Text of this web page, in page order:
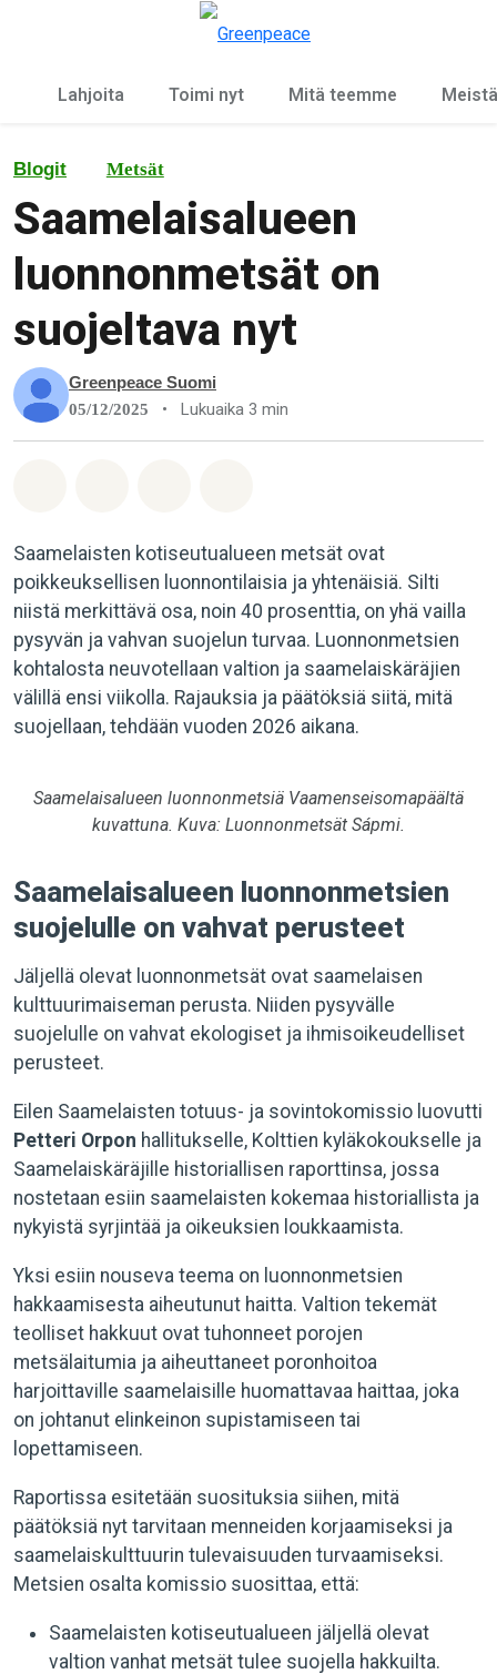
Lahjoita Toimi nyt Mitä teemme Meistä
Blogit Metsät
Saamelaisalueen
luonnonmetsät on
suojeltava nyt
Greenpeace Suomi
05/12/2025 • Lukuaika 3 min
Saamelaisten kotiseutualueen metsät ovat
poikkeuksellisen luonnontilaisia ja yhtenäisiä. Silti
niistä merkittävä osa, noin 40 prosenttia, on yhä vailla
pysyvän ja vahvan suojelun turvaa. Luonnonmetsien
kohtalosta neuvotellaan valtion ja saamelaiskäräjien
välillä ensi viikolla. Rajauksia ja päätöksiä siitä, mitä
suojellaan, tehdään vuoden 2026 aikana.
Saamelaisalueen luonnonmetsiä Vaamenseisomapäältä
kuvattuna. Kuva: Luonnonmetsät Sápmi.
Saamelaisalueen luonnonmetsien
suojelulle on vahvat perusteet
Jäljellä olevat luonnonmetsät ovat saamelaisen
kulttuurimaiseman perusta. Niiden pysyvälle
suojelulle on vahvat ekologiset ja ihmisoikeudelliset
perusteet.
Eilen Saamelaisten totuus- ja sovintokomissio luovutti
Petteri Orpon hallitukselle, Kolttien kyläkokoukselle ja
Saamelaiskäräjille historiallisen raporttinsa, jossa
nostetaan esiin saamelaisten kokemaa historiallista ja
nykyistä syrjintää ja oikeuksien loukkaamista.
Yksi esiin nouseva teema on luonnonmetsien
hakkaamisesta aiheutunut haitta. Valtion tekemät
teolliset hakkuut ovat tuhonneet porojen
metsälaitumia ja aiheuttaneet poronhoitoa
harjoittaville saamelaisille huomattavaa haittaa, joka
on johtanut elinkeinon supistamiseen tai
lopettamiseen.
Raportissa esitetään suosituksia siihen, mitä
päätöksiä nyt tarvitaan menneiden korjaamiseksi ja
saamelaiskulttuurin tulevaisuuden turvaamiseksi.
Metsien osalta komissio suosittaa, että:
Saamelaisten kotiseutualueen jäljellä olevat
valtion vanhat metsät tulee suojella hakkuilta.